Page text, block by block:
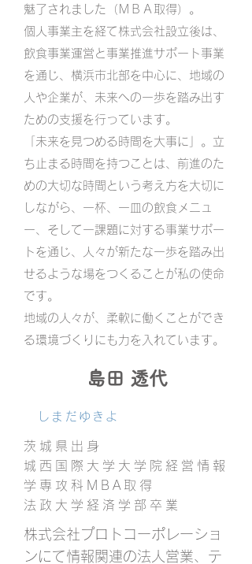
魅了されました（ＭＢＡ取得）。
個人事業主を経て株式会社設立後は、
飲食事業運営と事業推進サポート事業
を通じ、横浜市北部を中心に、地域の
人や企業が、未来への一歩を踏み出す
ための支援を行っています。
「未来を見つめる時間を大事に」。立
ち止まる時間を持つことは、前進のた
めの大切な時間という考え方を大切に
しながら、一杯、一皿の飲食メニュ
ー、そして一課題に対する事業サポー
トを通じ、人々が新たな一歩を踏み出
せるような場をつくることが私の使命
です。
地域の人々が、柔軟に働くことができ
る環境づくりにも力を入れています。
島田 透代
しまだゆきよ
茨城県出身
城西国際大学大学院経営情報
学専攻科MBA取得
法政大学経済学部卒業
株式会社プロトコーポレーショ
ンにて情報関連の法人営業、テ